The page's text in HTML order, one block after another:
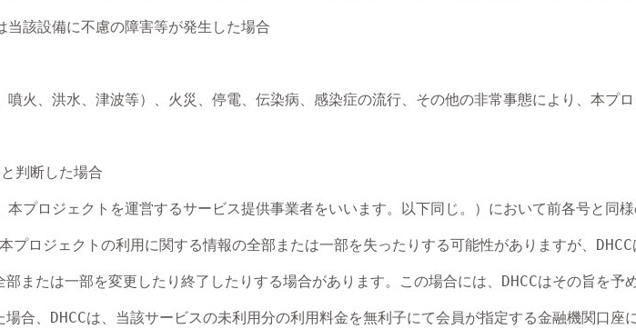
該設備に不慮の障害等が発生した場合
火、洪水、津波等）、火災、停電、伝染病、感染症の流行、その他の非常事態により、本プ
判断した場合
プロジェクトを運営するサービス提供事業者をいいます。以下同じ。）において前各号と同
ロジェクトの利用に関する情報の全部または一部を失ったりする可能性がありますが、
または一部を変更したり終了したりする場合があります。この場合には、DHCCはその旨
合、DHCCは、当該サービスの未利用分の利用料金を無利子にて会員が指定する金融機関口